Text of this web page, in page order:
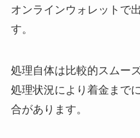
オンラインウォレットで
す。
処理自体は比較的スムー
処理状況により着金まで
合があります。